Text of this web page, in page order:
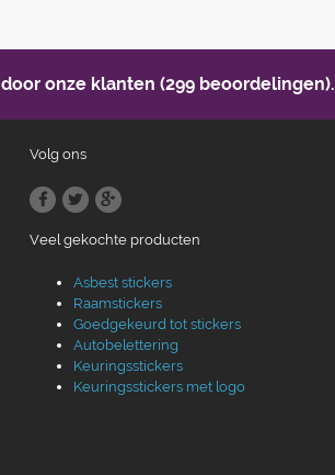
door onze klanten (299 beoordelingen).
Volg ons
Veel gekochte producten
Asbest stickers
Raamstickers
Goedgekeurd tot stickers
Autobelettering
Keuringsstickers
Keuringsstickers met logo